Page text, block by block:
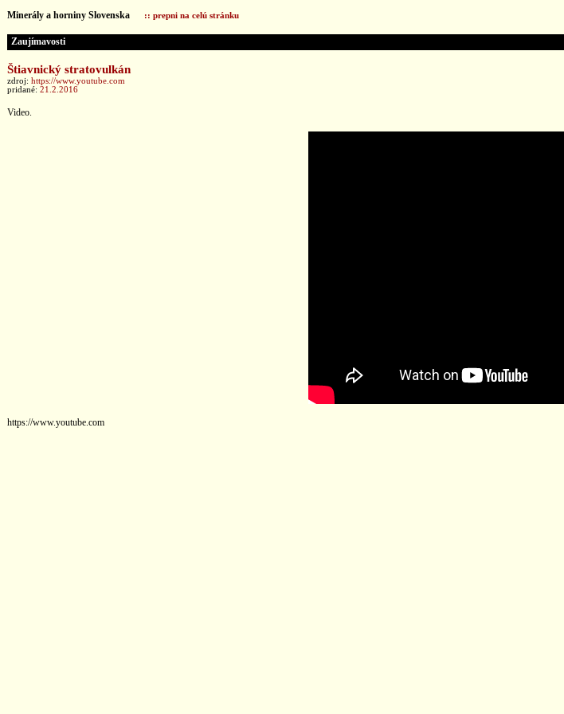
Minerály a horniny Slovenska :: prepni na celú stránku
Zaujímavosti
Štiavnický stratovulkán
zdroj: https://www.youtube.com
pridané: 21.2.2016
Video.
https://www.youtube.com